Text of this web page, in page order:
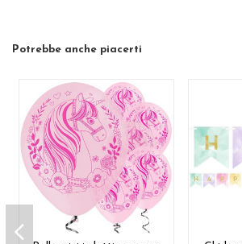
Potrebbe anche piacerti